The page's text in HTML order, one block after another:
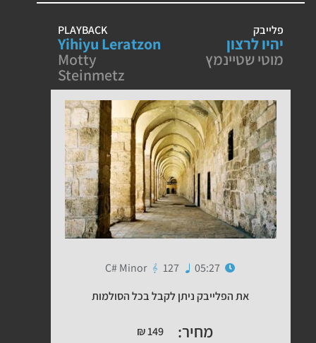
פלייבק
יהיו לרצון
מוטי שטיינמץ
PLAYBACK
Yihiyu Leratzon
Motty
Steinmetz
05:27
127
C# Minor
את הפלייבק ניתן לקבל בכל הסולמות
מחיר: ₪149